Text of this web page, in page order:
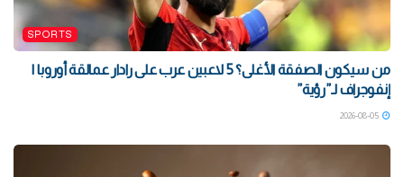
SPORTS
من سيكون الصفقة الأغلى؟ 5 لاعبين عرب على رادار عمالقة أوروبا |
إنفوجراف لـ”رؤية”
2026-08-05